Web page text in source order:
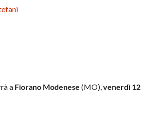
a Fiorano Modenese (MO),venerdì 12